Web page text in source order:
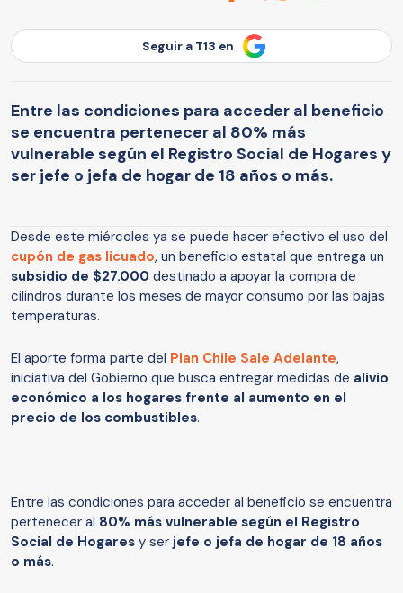
Seguir a T13 en
Entre las condiciones para acceder al beneficio
se encuentra pertenecer al 80% más
vulnerable según el Registro Social de Hogares y
ser jefe o jefa de hogar de 18 años o más.
Desde este miércoles ya se puede hacer efectivo el uso del
cupón de gas licuado, un beneficio estatal que entrega un
subsidio de $27.000 destinado a apoyar la compra de
cilindros durante los meses de mayor consumo por las bajas
temperaturas.
El aporte forma parte del Plan Chile Sale Adelante,
iniciativa del Gobierno que busca entregar medidas de alivio
económico a los hogares frente al aumento en el
precio de los combustibles.
Entre las condiciones para acceder al beneficio se encuentra
pertenecer al 80% más vulnerable según el Registro
Social de Hogares y ser jefe o jefa de hogar de 18 años
o más.